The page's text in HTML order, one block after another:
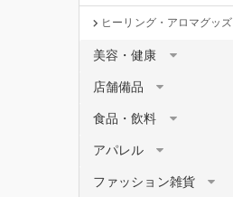
ヒーリング・アロマグッズ
美容・健康
店舗備品
食品・飲料
アパレル
ファッション雑貨